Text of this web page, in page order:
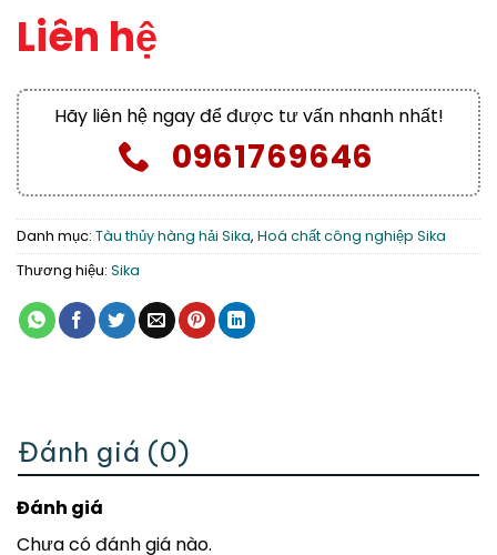
Liên hệ
Hãy liên hệ ngay để được tư vấn nhanh nhất!
0961769646
Danh mục: Tàu thủy hàng hải Sika, Hoá chất công nghiệp Sika
Thương hiệu: Sika
Đánh giá (0)
Đánh giá
Chưa có đánh giá nào.